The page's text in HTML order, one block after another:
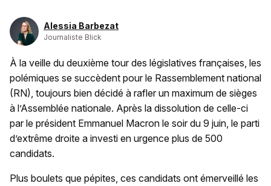
Alessia Barbezat
Journaliste Blick
À la veille du deuxième tour des législatives françaises, les
polémiques se succèdent pour le Rassemblement national
(RN), toujours bien décidé à rafler un maximum de sièges
à l’Assemblée nationale. Après la dissolution de celle-ci
par le président Emmanuel Macron le soir du 9 juin, le parti
d’extrême droite a investi en urgence plus de 500
candidats.
Plus boulets que pépites, ces candidats ont émerveillé les